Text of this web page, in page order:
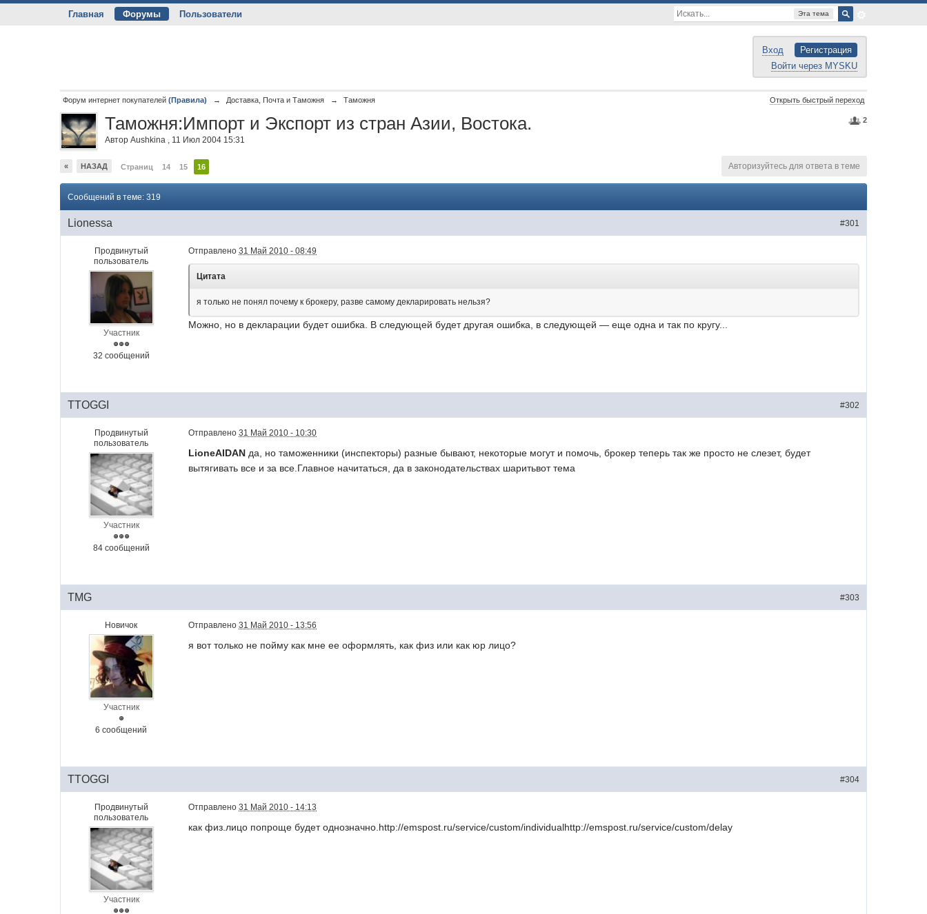
Главная Форумы Пользователи Эта тема
Вход
Регистрация
Войти через MYSKU
Форум интернет покупателей (Правила) → Доставка, Почта и Таможня → Таможня Открыть быстрый переход
2
Таможня:Импорт и Экспорт из стран Азии, Востока.
АвторAushkina , 11 Июл 2004 15:31
« НАЗАД Страниц 14 15 16 Авторизуйтесь для ответа в теме
Сообщений в теме: 319
#301
Lionessa
Продвинутый
пользователь
Участник
32 сообщений
Отправлено31 Май 2010 - 08:49
Цитата
я только не понял почему к брокеру, разве самому декларировать нельзя?
Можно, но в декларации будет ошибка. В следующей будет другая ошибка, в следующей — еще одна и так по кругу...
#302
TTOGGI
Продвинутый
пользователь
Участник
84 сообщений
Отправлено31 Май 2010 - 10:30
LioneAIDAN да, но таможенники (инспекторы) разные бывают, некоторые могут и помочь, брокер теперь так же просто не слезет, будет
вытягивать все и за все.Главное начитаться, да в законодательствах шаритьвот тема
#303
TMG
Новичок
Участник
6 сообщений
Отправлено31 Май 2010 - 13:56
я вот только не пойму как мне ее оформлять, как физ или как юр лицо?
#304
TTOGGI
Продвинутый
пользователь
Участник
Отправлено31 Май 2010 - 14:13
как физ.лицо попроще будет однозначно.http://emspost.ru/service/custom/individualhttp://emspost.ru/service/custom/delay